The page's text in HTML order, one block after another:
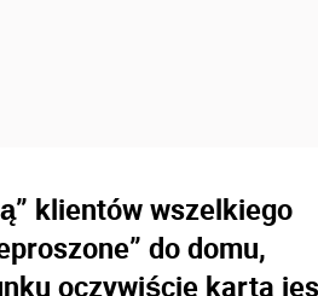
klientów wszelkiego
do domu,
oczywiście karta